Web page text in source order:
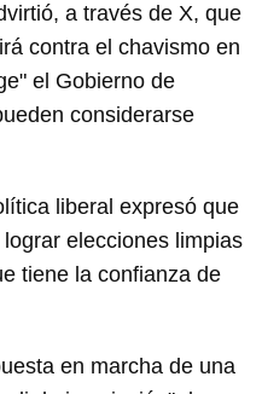
a través de X, que
contra el chavismo en
el Gobierno de
considerarse
liberal expresó que
elecciones limpias
tiene la confianza de
en marcha de una